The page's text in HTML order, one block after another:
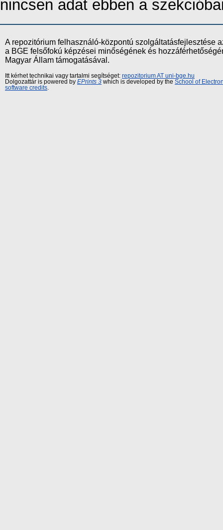
nincsen adat ebben a
A repozitórium felhasználó-központú szolgáltatásfejlesztése
a BGE felsőfokú képzései minőségének és
Magyar Állam támogatásával.
Itt kérhet technikai vagy tartalmi segítséget: repozitorium AT uni-bge.hu
Dolgozattár is powered by EPrints 3 which is developed by the School of
software credits